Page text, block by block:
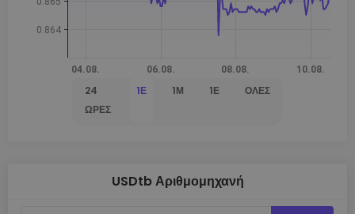
24
ΏΡΕΣ
1Ε 1Μ 1Έ ΌΛΕΣ
USDtb Αριθμομηχανή